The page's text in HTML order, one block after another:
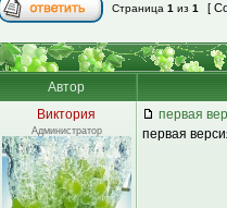
Страница 1 из 1 [
Автор
Виктория
Администратор
первая
первая